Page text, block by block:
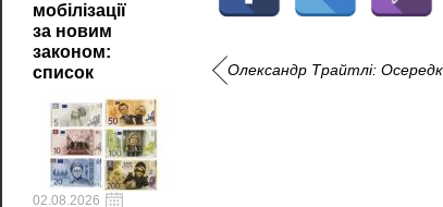
мобілізації
за новим
законом:
список
02.08.2026
Олександр Трайтлі: